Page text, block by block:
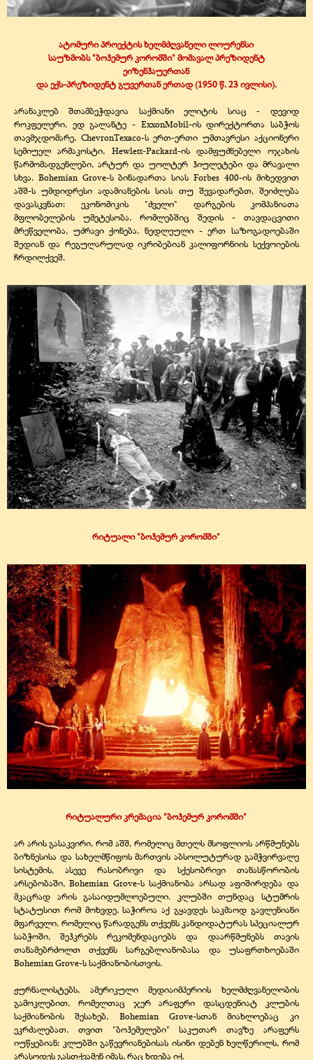
ატომური პროექტის ხელმძღვანელი ლოურენსი
საუზმობს "ბოჰემურ კორომში" მომავალ პრეზიდენტ
ეიზენჰაუერთან
და ექს-პრეზიდენტ გუვერთან ერთად (1950 წ. 23 ივლისი).
არანაკლებ შთამბეჭდავია საქმიანი ელიტის სიაც - დევიდ
როკფელერი, ედ გალანტე - ExxonMobil-ის დირექტორთა საბჭოს
თავმჯდომარე, ChevronTexaco-ს ერთ-ერთი უმთავრესი აქციონერი
სემიუელ არმაკოსტი, Hewlett-Packard-ის დამფუძნებელი ოჯახის
წარმომადგენლები, არტურ და უოლტერ ჰიულეტები და მრავალი
სხვა. Bohemian Grove-ს ბინადართა სიას Forbes 400-ის მიხედვით
აშშ-ს უმდიდრესი ადამიანების სიას თუ შევადარებთ, შეიძლება
დავასკვნათ: ეკონომიკის "ძველი" დარგების კომპანიათა
მფლობელების უმეტესობა, რომლებშიც შედის - თავდაცვითი
მრეწველობა, უძრავი ქონება, ნედლეული - ერთ საზოგადოებაში
შედიან და რეგულარულად იკრიბებიან კალიფორნიის სექვოიების
ჩრდილქვეშ.
რიტუალი "ბოჰემურ კორომში"
რიტუალური კრემაცია "ბოჰემურ კორომში"
არ არის გასაკვირი, რომ აშშ, რომელიც მთელს მსოფლიოს არწმუნებს
ბიზნესისა და სახელმწიფოს მართვის აბსოლუტურად გამჭვირვალე
სისტემის, ასევე რასობრივი და სქესობრივი თანასწორობის
არსებობაში, Bohemian Grove-ს საქმიანობა არსად აფიშირდება და
მკაცრად არის გასაიდუმლოებული. კლუბში თუნდაც სტუმრის
სტატუსით რომ მოხვდე, საჭიროა აქ გყავდეს საკმაოდ გავლენიანი
მფარველი, რომელიც წარადგენს თქვენს კანდიდატურას სპეციალურ
საბჭოში, შეჰკრებს რეკომენდაციებს და დაარწმუნებს თავის
თანამებრძოლთ თქვენს სარგებლიანობასა და უსაფრთხოებაში
Bohemian Grove-ს საქმიანობისთვის.
ჟურნალისტებს, ამერიკული მედიაიმპერიის ხელმძღვანელობის
გამოკლებით, რომელთაც ჯერ არაფერი დასცდენიატ კლუბის
საქმიანობის შესახებ, Bohemian Grove-სთან მიახლოებაც კი
ეკრძალებათ. თვით "ბოჰემელები" საკუთარ თავზე არაფერს
იუწყებიან: კლუბში გაწევრიანებისას ისინი დებენ ხელწერილს, რომ
არასოდეს გასთქვამენ იმას, რაც ხდება იქ.